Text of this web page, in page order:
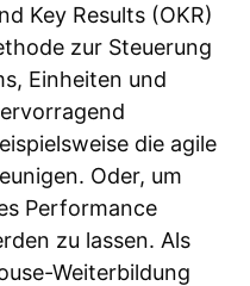
Key Results (OKR)
zur Steuerung
Einheiten und
die agile
Oder, um
Performance
zu lassen. Als
Weiterbildung